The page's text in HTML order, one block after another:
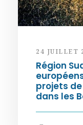
24 JUILLET
Région
projets
dans les